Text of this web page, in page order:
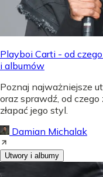
Playboi Carti - od
i albumów
Poznaj najważniejsze
oraz sprawdź, od
złapać jego styl.
Damian Michalak
Utwory i albumy